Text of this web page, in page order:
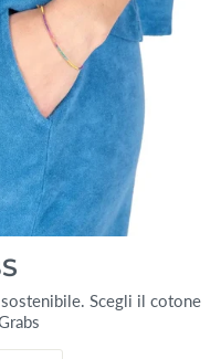
Scegli il cotone